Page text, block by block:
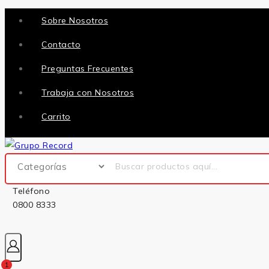
Sobre Nosotros
Contacto
Preguntas Frecuentes
Trabaja con Nosotros
Carrito
Teléfono
0800 8333
1